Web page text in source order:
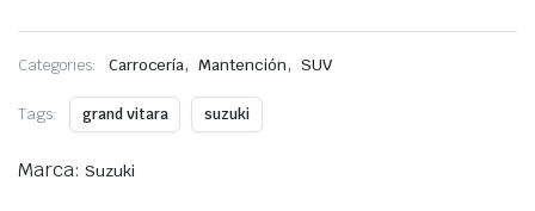
Categories: Carrocería, Mantención, SUV
Tags: grand vitara suzuki
Marca: Suzuki